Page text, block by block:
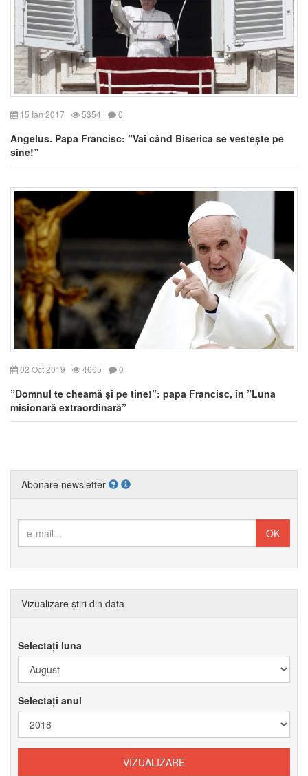
15 Ian 2017 5354 0
Angelus. Papa Francisc: ”Vai când Biserica se vestește pe
sine!”
02 Oct 2019 4665 0
”Domnul te cheamă și pe tine!”: papa Francisc, în ”Luna
misionară extraordinară”
Abonare newsletter
Vizualizare știri din data
Selectați luna
Selectați anul